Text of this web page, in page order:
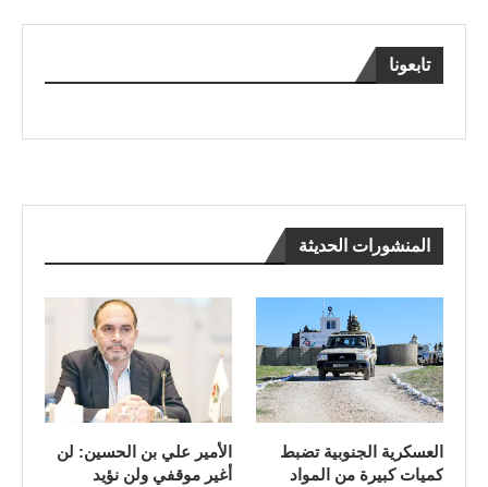
تابعونا
المنشورات الحديثة
العسكرية الجنوبية تضبط
كميات كبيرة من المواد
الأمير علي بن الحسين: لن
أغير موقفي ولن نؤيد